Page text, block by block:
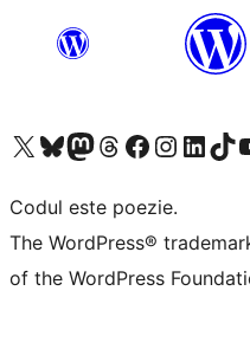
Mergi la contul nostru X (fost Twitter)
Vizitează contul nostru Bluesky
Vizitează contul nostru Mastodon
Vizitează contul nostru Threads
Vizitează pagina noastră
Vizitează-ne pe
Vizitează-ne
Vizitează
Codul este poezie.
The WordPress®
of the WordPress